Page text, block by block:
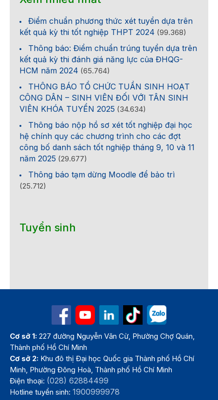
Điểm chuẩn phương thức xét tuyển dựa trên
kết quả kỳ thi tốt nghiệp THPT 2024 (99.368)
Thông báo: Điểm chuẩn trúng tuyển dựa trên
kết quả kỳ thi đánh giá năng lực của ĐHQG-
HCM năm 2024 (65.764)
THÔNG BÁO TỔ CHỨC TUẦN SINH HOẠT
CÔNG DÂN – SINH VIÊN ĐỐI VỚI TÂN SINH
VIÊN KHÓA TUYỂN 2025 (34.634)
Thông báo nộp hồ sơ xét tốt nghiệp đại học
hệ chính quy các chương trình cho các đợt
công bố danh sách tốt nghiệp tháng 9, 10 và 11
năm 2025 (29.677)
Thông báo tạm dừng Moodle để bảo trì
(25.712)
Tuyển sinh
Cơ sở 1: 227 đường Nguyễn Văn Cừ, Phường Chợ Quán,
Thành phố Hồ Chí Minh
Cơ sở 2: Khu đô thị Đại học Quốc gia Thành phố Hồ Chí
Minh, Phường Đông Hoà, Thành phố Hồ Chí Minh
Điện thoại: (028) 62884499
Hotline tuyển sinh:1900999978